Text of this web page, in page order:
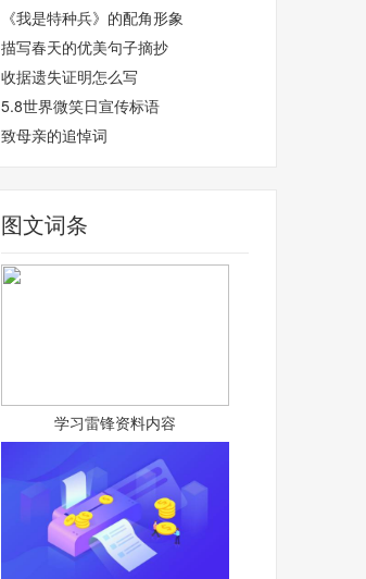
《我是特种兵》的配角形象
描写春天的优美句子摘抄
收据遗失证明怎么写
5.8世界微笑日宣传标语
致母亲的追悼词
图文词条
学习雷锋资料内容